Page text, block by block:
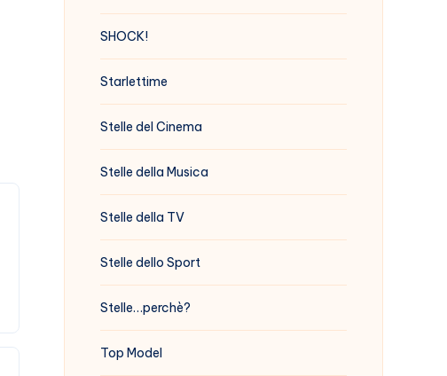
SHOCK!
Starlettime
Stelle del Cinema
Stelle della Musica
Stelle della TV
Stelle dello Sport
Stelle…perchè?
Top Model